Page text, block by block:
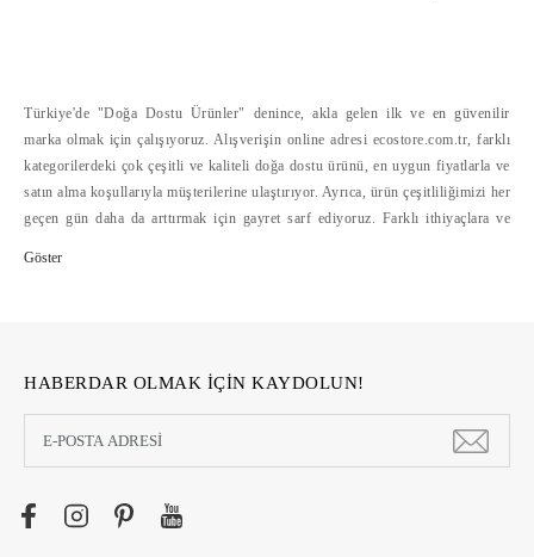
Türkiye'de "Doğa Dostu Ürünler" denince, akla gelen ilk ve en güvenilir
marka olmak için çalışıyoruz. Alışverişin online adresi ecostore.com.tr, farklı
kategorilerdeki çok çeşitli ve kaliteli doğa dostu ürünü, en uygun fiyatlarla ve
satın alma koşullarıyla müşterilerine ulaştırıyor. Ayrıca, ürün çeşitliliğimizi her
geçen gün daha da arttırmak için gayret sarf ediyoruz. Farklı ithiyaçlara ve
HABERDAR OLMAK İÇİN KAYDOLUN!